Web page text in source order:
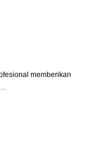
memberikan